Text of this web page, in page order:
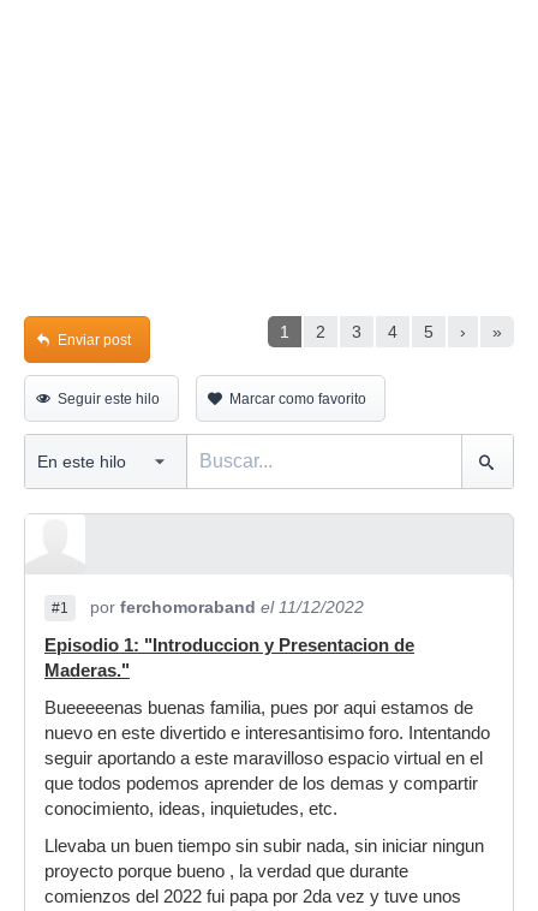
1 2 3 4 5 › »
Enviar post
Seguir este hilo Marcar como favorito
#1 por ferchomoraband el 11/12/2022
Episodio 1: "Introduccion y Presentacion de
Maderas."
Bueeeeenas buenas familia, pues por aqui estamos de
nuevo en este divertido e interesantisimo foro. Intentando
seguir aportando a este maravilloso espacio virtual en el
que todos podemos aprender de los demas y compartir
conocimiento, ideas, inquietudes, etc.
Llevaba un buen tiempo sin subir nada, sin iniciar ningun
proyecto porque bueno , la verdad que durante
comienzos del 2022 fui papa por 2da vez y tuve unos